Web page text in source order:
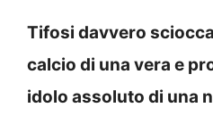
Tifosi davvero
calcio di una vera e
idolo assoluto di una